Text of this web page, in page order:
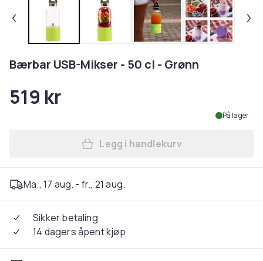
Bærbar USB-Mikser - 50 cl - Grønn
519 kr
På lager
Legg Bærbar USB-Mikser -
Legg i handlekurv
Ma., 17 aug. - fr., 21 aug.
Sikker betaling
14 dagers åpent kjøp